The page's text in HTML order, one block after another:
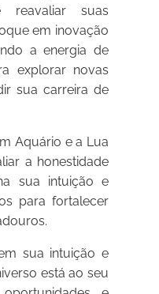
suas
em inovação
a energia de
explorar novas
sua carreira de
Aquário e a Lua
a honestidade
sua intuição e
para fortalecer
sua intuição e
está ao seu